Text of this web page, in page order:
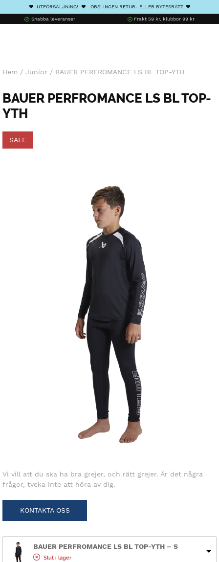
❤️ UTFÖRSÄLJNING! ❤️ OBS! INGEN RETUR- ELLER BYTESRÄTT. ❤️
Snabba leveranser Frakt 59 kr, klubbor 99 kr
Hem / Junior / BAUER PERFROMANCE LS BL TOP-YTH
BAUER PERFROMANCE LS BL TOP-
YTH
SALE
Vi vill att du ska ha bra grejer, och rätt grejer. Är det några
frågor, tveka inte att höra av dig.
KONTAKTA OSS
BAUER PERFROMANCE LS BL TOP-YTH – S
Slut i lager